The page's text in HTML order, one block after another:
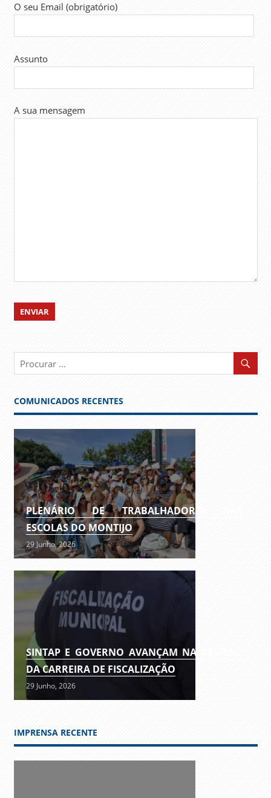
O seu Email (obrigatório)
Assunto
A sua mensagem
COMUNICADOS RECENTES
PLENÁRIO DE TRABALHADORES DAS
ESCOLAS DO MONTIJO
29 Junho, 2026
SINTAP E GOVERNO AVANÇAM NA REVISÃO
DA CARREIRA DE FISCALIZAÇÃO
29 Junho, 2026
IMPRENSA RECENTE